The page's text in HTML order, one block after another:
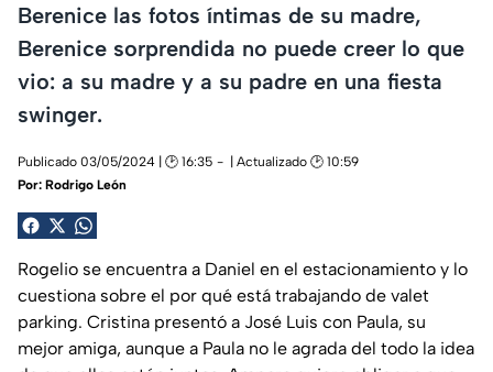
Berenice las fotos íntimas de su madre,
Berenice sorprendida no puede creer lo que
vio: a su madre y a su padre en una fiesta
swinger.
Publicado 03/05/2024 | 🕑 16:35
| Actualizado 🕑 10:59
Por: Rodrigo León
Rogelio se encuentra a Daniel en el estacionamiento y lo
cuestiona sobre el por qué está trabajando de valet
parking. Cristina presentó a José Luis con Paula, su
mejor amiga, aunque a Paula no le agrada del todo la idea